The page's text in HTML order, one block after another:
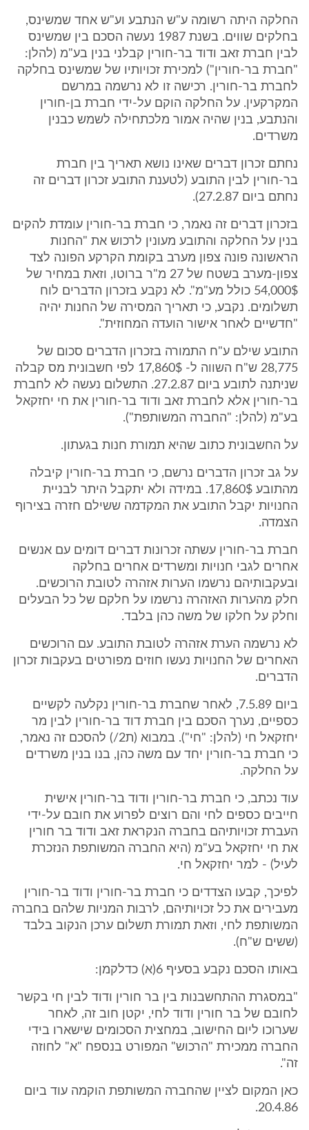
החלקה היתה רשומה ע"ש הנתבע וע"ש אחד שמשינס,
בחלקים שווים. בשנת 1987 נעשה הסכם בין שמשינס
לבין חברת זאב ודוד בר-חורין קבלני בנין בע"מ (להלן:
"חברת בר-חורין") למכירת זכויותיו של שמשינס בחלקה
לחברת בר-חורין. רכישה זו לא נרשמה במרשם
המקרקעין. על החלקה הוקם על-ידי חברת בן-חורין
והנתבע, בנין שהיה אמור מלכתחילה לשמש כבנין
משרדים.
נחתם זכרון דברים שאינו נושא תאריך בין חברת
בר-חורין לבין התובע (לטענת התובע זכרון דברים זה
נחתם ביום 27.2.87).
בזכרון דברים זה נאמר, כי חברת בר-חורין עומדת להקים
בנין על החלקה והתובע מעונין לרכוש את "החנות
הראשונה פונה צפון מערב בקומת הקרקע הפונה לצד
צפון-מערב בשטח של 27 מ"ר ברוטו, וזאת במחיר של
54,000$ כולל מע"מ". לא נקבע בזכרון הדברים לוח
תשלומים. נקבע, כי תאריך המסירה של החנות יהיה
"חדשיים לאחר אישור הועדה המחוזית".
התובע שילם ע"ח התמורה בזכרון הדברים סכום של
28,775 ש"ח השווה ל- 17,860$ לפי חשבונית מס קבלה
שניתנה לתובע ביום 27.2.87. התשלום נעשה לא לחברת
בר-חורין אלא לחברת זאב ודוד בר-חורין את חי יחזקאל
בע"מ (להלן: "החברה המשותפת").
על החשבונית כתוב שהיא תמורת חנות בגעתון.
על גב זכרון הדברים נרשם, כי חברת בר-חורין קיבלה
מהתובע 17,860$. במידה ולא יתקבל היתר לבניית
החנויות יקבל התובע את המקדמה ששילם חזרה בצירוף
הצמדה.
חברת בר-חורין עשתה זכרונות דברים דומים עם אנשים
אחרים לגבי חנויות ומשרדים אחרים בחלקה
ובעקבותיהם נרשמו הערות אזהרה לטובת הרוכשים.
חלק מהערות האזהרה נרשמו על חלקם של כל הבעלים
וחלק על חלקו של משה כהן בלבד.
לא נרשמה הערת אזהרה לטובת התובע. עם הרוכשים
האחרים של החנויות נעשו חוזים מפורטים בעקבות זכרון
הדברים.
ביום 7.5.89, לאחר שחברת בר-חורין נקלעה לקשיים
כספיים, נערך הסכם בין חברת דוד בר-חורין לבין מר
יחזקאל חי (להלן: "חי"). במבוא (ת2/) להסכם זה נאמר,
כי חברת בר-חורין יחד עם משה כהן, בנו בנין משרדים
על החלקה.
עוד נכתב, כי חברת בר-חורין ודוד בר-חורין אישית
חייבים כספים לחי והם רוצים לפרוע את חובם על-ידי
העברת זכויותיהם בחברה הנקראת זאב ודוד בר חורין
את חי יחזקאל בע"מ (היא החברה המשותפת הנזכרת
לעיל) - למר יחזקאל חי.
לפיכך, קבעו הצדדים כי חברת בר-חורין ודוד בר-חורין
מעבירים את כל זכויותיהם, לרבות המניות שלהם בחברה
המשותפת לחי, וזאת תמורת תשלום ערכן הנקוב בלבד
(ששים ש"ח).
באותו הסכם נקבע בסעיף 6(א) כדלקמן:
"במסגרת ההתחשבנות בין בר חורין ודוד לבין חי בקשר
לחובם של בר חורין ודוד לחי, יקטן חוב זה, לאחר
שערוכו ליום החישוב, במחצית הסכומים שישארו בידי
החברה ממכירת "הרכוש" המפורט בנספח "א" לחוזה
זה".
כאן המקום לציין שהחברה המשותפת הוקמה עוד ביום
20.4.86.